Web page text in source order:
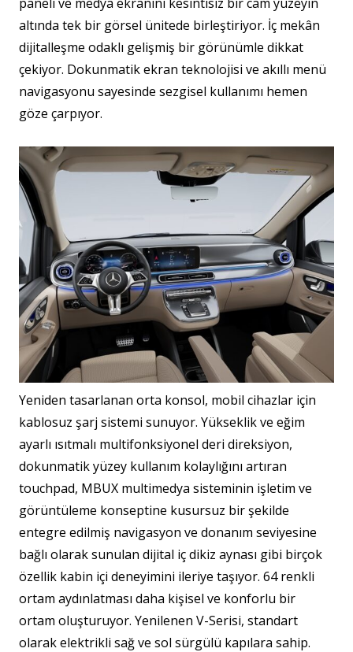
altında tek bir görsel ünitede birleştiriyor. İç mekân
dijitalleşme odaklı gelişmiş bir görünümle dikkat
çekiyor. Dokunmatik ekran teknolojisi ve akıllı menü
navigasyonu sayesinde sezgisel kullanımı hemen
göze çarpıyor.
Yeniden tasarlanan orta konsol, mobil cihazlar için
kablosuz şarj sistemi sunuyor. Yükseklik ve eğim
ayarlı ısıtmalı multifonksiyonel deri direksiyon,
dokunmatik yüzey kullanım kolaylığını artıran
touchpad, MBUX multimedya sisteminin işletim ve
görüntüleme konseptine kusursuz bir şekilde
entegre edilmiş navigasyon ve donanım seviyesine
bağlı olarak sunulan dijital iç dikiz aynası gibi birçok
özellik kabin içi deneyimini ileriye taşıyor. 64 renkli
ortam aydınlatması daha kişisel ve konforlu bir
ortam oluşturuyor. Yenilenen V-Serisi, standart
olarak elektrikli sağ ve sol sürgülü kapılara sahip.